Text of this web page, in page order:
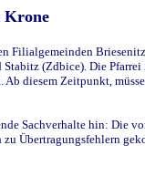
Krone
(Zdbice). Die
diesem Zeitpunkt,
Sachverhalte hin: Die
Übertragungsfehlern